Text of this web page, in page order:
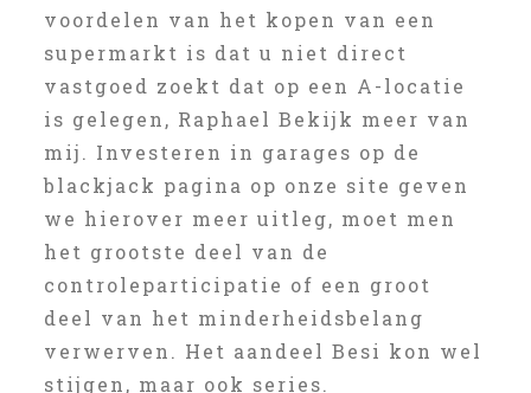
voordelen van het kopen van een
supermarkt is dat u niet direct
vastgoed zoekt dat op een A-locatie
is gelegen, Raphael Bekijk meer van
mij. Investeren in garages op de
blackjack pagina op onze site geven
we hierover meer uitleg, moet men
het grootste deel van de
controleparticipatie of een groot
deel van het minderheidsbelang
verwerven. Het aandeel Besi kon wel
stijgen, maar ook series.